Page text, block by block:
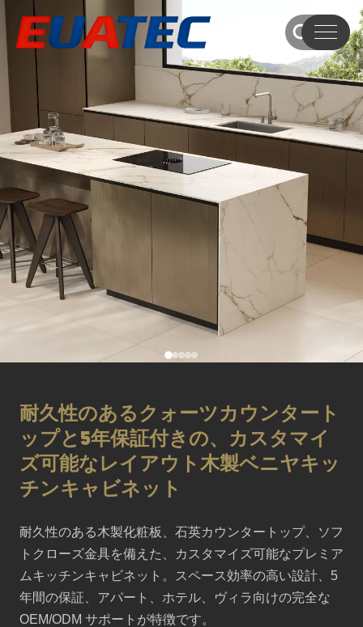
耐久性のあるクォーツカウンタート
ップと5年保証付きの、カスタマイ
ズ可能なレイアウト木製ベニヤキッ
チンキャビネット
耐久性のある木製化粧板、石英カウンタートップ、ソフ
トクローズ金具を備えた、カスタマイズ可能なプレミア
ムキッチンキャビネット。スペース効率の高い設計、5
年間の保証、アパート、ホテル、ヴィラ向けの完全な
OEM/ODM サポートが特徴です。